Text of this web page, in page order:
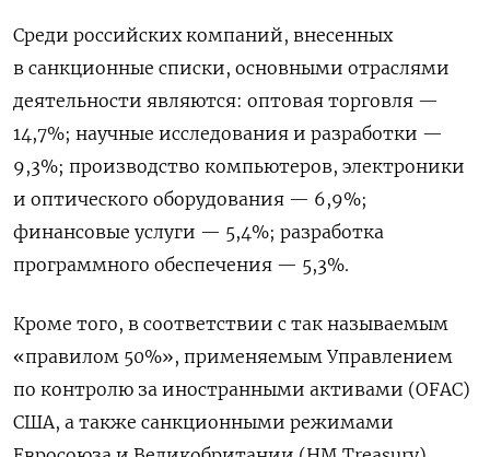
Среди российских компаний, внесенных
в санкционные списки, основными отраслями
деятельности являются: оптовая торговля —
14,7%; научные исследования и разработки —
9,3%; производство компьютеров, электроники
и оптического оборудования — 6,9%;
финансовые услуги — 5,4%; разработка
программного обеспечения — 5,3%.
Кроме того, в соответствии с так называемым
«правилом 50%», применяемым Управлением
по контролю за иностранными активами (OFAC)
США, а также санкционными режимами